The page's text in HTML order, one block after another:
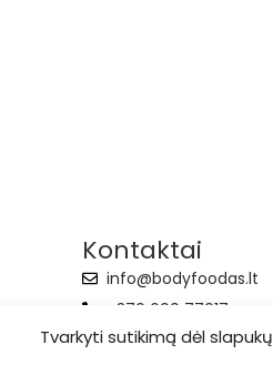
Tvarkyti sutikimą dėl slapukų
Kontaktai
info@bodyfoodas.lt
+370 600 77017